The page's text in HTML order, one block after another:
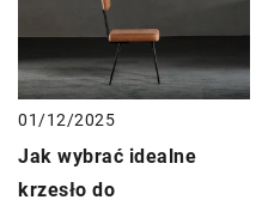
01/12/2025
Jak wybrać idealne
krzesło do